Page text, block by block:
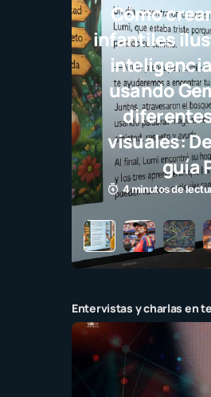
Cómo crear
infantiles
inteligencia
usando
diferentes
visuales:
guía
4 minutos de lectura
Entervistas y charlas en